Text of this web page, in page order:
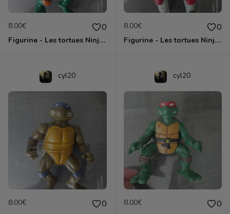
8.00€ 0
Figurine - Les tortues Ninja - Michaelangelo
8.00€ 0
Figurine - Les tortues Ninja - Raphael
cyl20
8.00€ 0
cyl20
8.00€ 0